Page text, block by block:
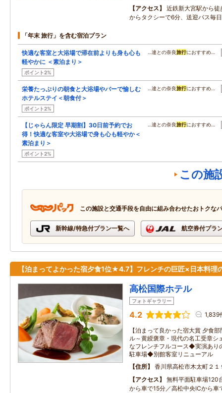
アクセス
近鉄新大宮駅から
からタクシーで6分、送迎バス毎
「年末 旅行」を含む宿泊プラン
快適な客室と大浴場で滞在前よりも身も心も
軽やかに ＜素泊まり＞
ポイント2%
…達との奈良旅行におすすめ…
栄養たっぷりの朝食と大浴場やバーで愉しむ
ホテルステイ＜朝食付＞
ポイント2%
…達との奈良旅行におすすめ…
【じゃらん限定 早期割】30日前予約でお
得！快適な客室や大浴場で身も心も軽やか＜
素泊まり＞
ポイント2%
…達との奈良旅行におすすめ…
この施
この施設と交通手段を自由に組み合わせたおトクな
新幹線/特急付プラン一覧へ 航空券付プラ
【泊まってよかった宿夕食1位★4.7】フレンチの巨匠×日本料理
高松国際ホテル
フォトギャラリー
4.2 1,839
【泊まって良かった宿大賞 夕食
ル～黄綬褒章・現代の名工受章シ
なフレンチフルコース◆実演あ
駐車場◆別館客室リニューアル
住所
香川県高松市木太町２１
アクセス
無料平面駐車場120
から車で15分／高松中央ICから車